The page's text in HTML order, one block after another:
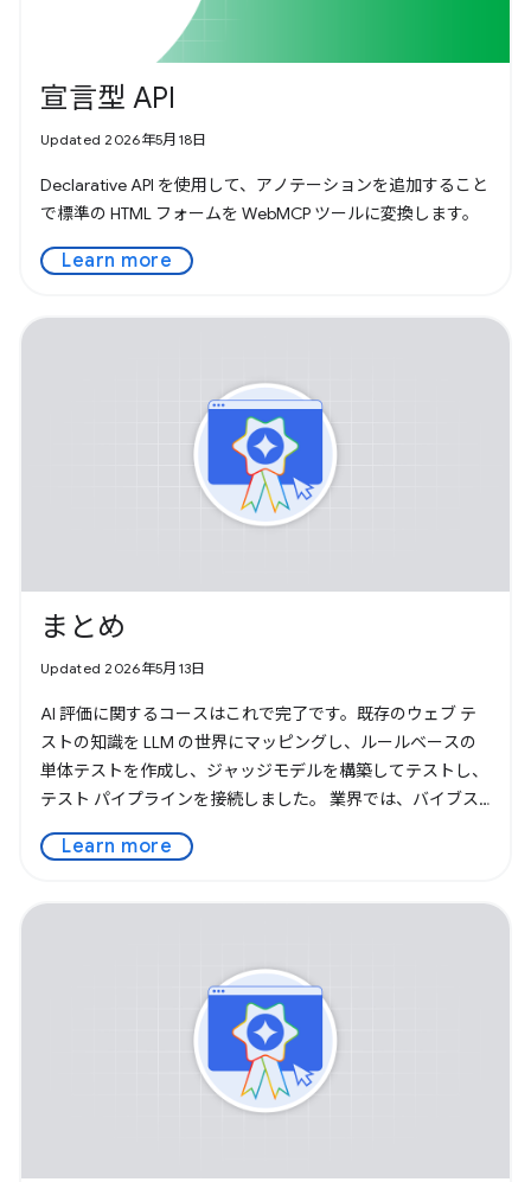
宣言型 API
Updated 2026年5月18日
Declarative API を使用して、アノテーションを追加すること
で標準の HTML フォームを WebMCP ツールに変換します。
Learn more
まとめ
Updated 2026年5月13日
AI 評価に関するコースはこれで完了です。既存のウェブ テ
ストの知識を LLM の世界にマッピングし、ルールベースの
単体テストを作成し、ジャッジモデルを構築してテストし、
テスト パイプラインを接続しました。 業界では、バイブス
と LLM の非決定論が懸念されています。実際には、ブラウ
ザ、デバイス、画面サイズを問わず完璧に動作する必要があ
Learn more